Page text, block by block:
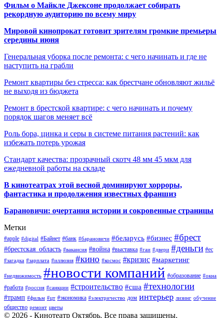
Фильм о Майкле Джексоне продолжает собирать
рекордную аудиторию по всему миру
Мировой кинопрокат готовит зрителям громкие премьеры
середины июня
Генеральная уборка после ремонта: с чего начинать и где не
наступить на грабли
Ремонт квартиры без стресса: как брестчане обновляют жильё
не выходя из бюджета
Ремонт в брестской квартире: с чего начинать и почему
порядок шагов меняет всё
Роль бора, цинка и серы в системе питания растений: как
избежать потерь урожая
Стандарт качества: прозрачный скотч 48 мм 45 мкм для
ежедневной работы на складе
В кинотеатрах этой весной доминируют хорроры,
фантастика и продолжения известных франшиз
Барановичи: очертания истории и сокровенные страницы
Метки
#apple #digital #Байнет #банк #барановичи #беларусь #бизнес #брест
#брестская_область #вакансия #война #выставка #гаи #двери #деньги #ес
#загадка #зарплата #иллюзия #кино #космос #кризис #маркетинг
#недвижимость #новости компаний #образование #окна
#работа #россия #санкции #строительство #сша #технологии
#трамп #фильм #цт #экономика #электричество дом интерьер лизинг обучение
общество ремонт цветы
© 2026 - Кинотеатр Октябрь. Все права защищены.